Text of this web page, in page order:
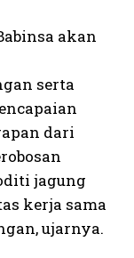
akan
serta
dari
jagung
kerja sama
ujarnya.